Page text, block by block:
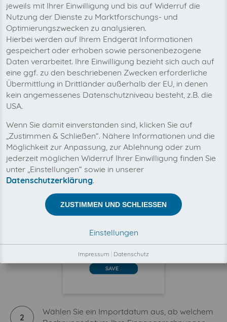
1
Copy your API Key from BuchhaltungsButler ->
Settings -> Connected Applications into
invoicefetcher®
2
Wählen Sie ein Importdatum aus, ab welchem
jeweils mit Ihrer Einwilligung und bis auf Widerruf die
Nutzung der Dienste zu Marktforschungs- und
Optimierungszwecken zu analysieren.
Hierbei werden auf Ihrem Endgerät Informationen
gespeichert oder erhoben sowie personenbezogene
Daten verarbeitet. Ihre Einwilligung bezieht sich auch auf
eine ggf. zu den beschriebenen Zwecken erforderliche
Übermittlung in Drittländer außerhalb der EU, in denen
kein angemessenes Datenschutzniveau besteht, z.B. die
USA.
Wenn Sie damit einverstanden sind, klicken Sie auf
„Zustimmen & Schließen“. Nähere Informationen und die
Möglichkeit zur Anpassung, zur Ablehnung oder zum
jederzeit möglichen Widerruf Ihrer Einwilligung finden Sie
unter „Einstellungen“ sowie in unserer
Datenschutzerklärung.
ZUSTIMMEN UND SCHLIESSEN
Einstellungen
Impressum | Datenschutz